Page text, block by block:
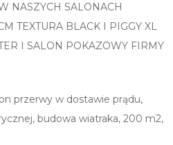
NASZYCH SALONACH
TEXTURA BLACK I PIGGY XL
I SALON POKAZOWY FIRMY
przerwy w dostawie prądu,
budowa wiatraka, 200 m2,